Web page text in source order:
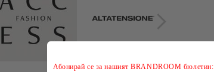
Абонирай се за нашият BRANDROOM бюлетин: